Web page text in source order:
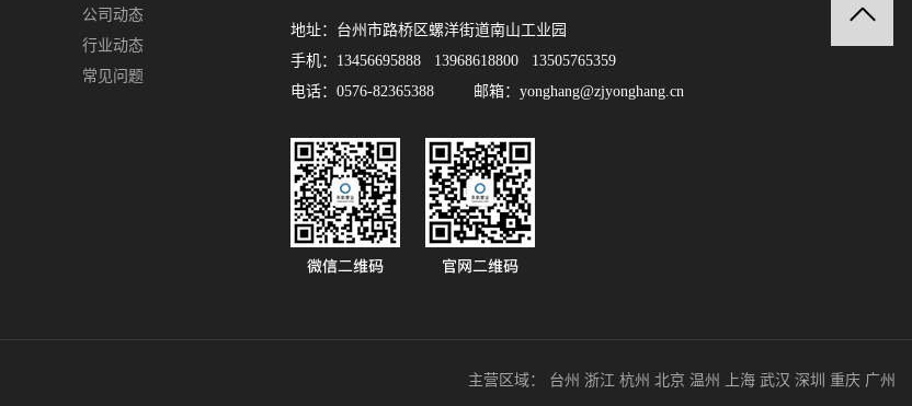
公司动态
行业动态
常见问题
地址：台州市路桥区螺洋街道南山工业园
手机：13456695888 13968618800 13505765359
电话：0576-82365388 邮箱：yonghang@zjyonghang.cn
主营区域： 台州 浙江 杭州 北京 温州 上海 武汉 深圳 重庆 广州